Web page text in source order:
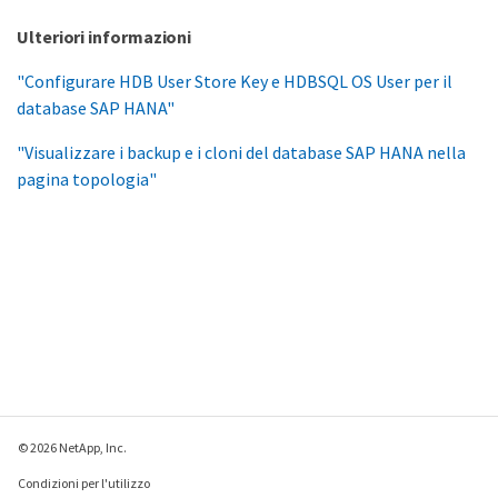
Ulteriori informazioni
"Configurare HDB User Store Key e HDBSQL OS User per il
database SAP HANA"
"Visualizzare i backup e i cloni del database SAP HANA nella
pagina topologia"
© 2026 NetApp, Inc.
Condizioni per l'utilizzo